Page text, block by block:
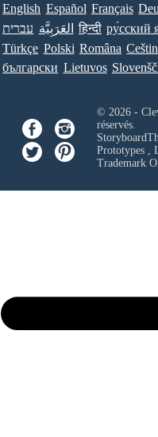
English Español Français
עברית العَرَبِيَّة हिन्दी ру́сский
Türkçe Polski Româna
български Lietuvos
© 2026 -
réservés.
Prototypes ,
Trademark